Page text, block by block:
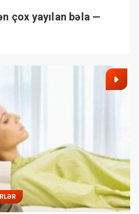
çox yayılan bəla —